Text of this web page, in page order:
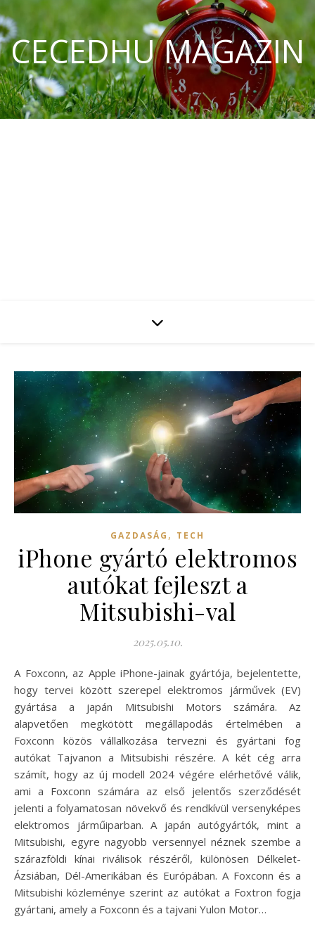
CECEDHU MAGAZIN
GAZDASÁG , TECH
iPhone gyártó elektromos
autókat fejleszt a
Mitsubishi-val
2025.05.10.
A Foxconn, az Apple iPhone-jainak gyártója, bejelentette,
hogy tervei között szerepel elektromos járművek (EV)
gyártása a japán Mitsubishi Motors számára. Az
alapvetően megkötött megállapodás értelmében a
Foxconn közös vállalkozása tervezni és gyártani fog
autókat Tajvanon a Mitsubishi részére. A két cég arra
számít, hogy az új modell 2024 végére elérhetővé válik,
ami a Foxconn számára az első jelentős szerződését
jelenti a folyamatosan növekvő és rendkívül versenyképes
elektromos járműiparban. A japán autógyártók, mint a
Mitsubishi, egyre nagyobb versennyel néznek szembe a
szárazföldi kínai riválisok részéről, különösen Délkelet-
Ázsiában, Dél-Amerikában és Európában. A Foxconn és a
Mitsubishi közleménye szerint az autókat a Foxtron fogja
gyártani, amely a Foxconn és a tajvani Yulon Motor…